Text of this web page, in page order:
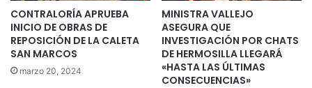
CONTRALORÍA APRUEBA
INICIO DE OBRAS DE
REPOSICIÓN DE LA CALETA
SAN MARCOS
marzo 20, 2024
MINISTRA VALLEJO
ASEGURA QUE
INVESTIGACIÓN POR CHATS
DE HERMOSILLA LLEGARÁ
«HASTA LAS ÚLTIMAS
CONSECUENCIAS»